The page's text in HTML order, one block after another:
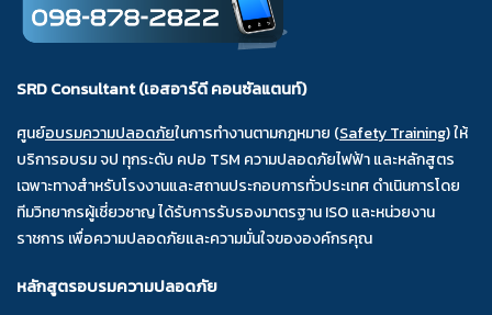
SRD Consultant (เอสอาร์ดี คอนซัลแตนท์)
ศูนย์อบรมความปลอดภัยในการทำงานตามกฎหมาย (Safety Training) ให้
บริการอบรม จป ทุกระดับ คปอ TSM ความปลอดภัยไฟฟ้า และหลักสูตร
เฉพาะทางสำหรับโรงงานและสถานประกอบการทั่วประเทศ ดำเนินการโดย
ทีมวิทยากรผู้เชี่ยวชาญ ได้รับการรับรองมาตรฐาน ISO และหน่วยงาน
ราชการ เพื่อความปลอดภัยและความมั่นใจขององค์กรคุณ
หลักสูตรอบรมความปลอดภัย